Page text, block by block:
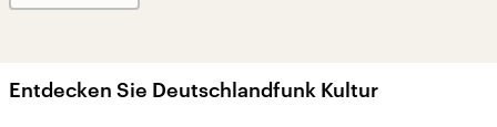
Entdecken Sie Deutschlandfunk Kultur